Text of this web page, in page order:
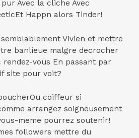
Avec la cliche Avec
Happn alors Tinder!
Vivien et mettre
banlieue malgre decrocher
vous En passant par
site pour voit?
coiffeur si
arrangez soigneusement
meme pourrez soutenir!
followers mettre du